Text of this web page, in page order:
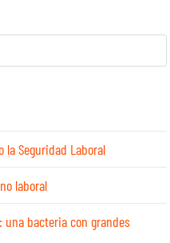
la Seguridad Laboral
laboral
bacteria con grandes